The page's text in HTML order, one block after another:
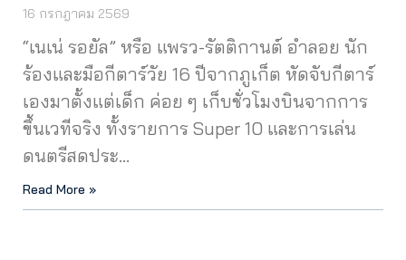
16 กรกฎาคม 2569
“เนเน่ รอยัล” หรือ แพรว-รัตติกานต์ อำลอย นัก
ร้องและมือกีตาร์วัย 16 ปีจากภูเก็ต หัดจับกีตาร์
เองมาตั้งแต่เด็ก ค่อย ๆ เก็บชั่วโมงบินจากการ
ขึ้นเวทีจริง ทั้งรายการ Super 10 และการเล่น
ดนตรีสดประ…
Read More »